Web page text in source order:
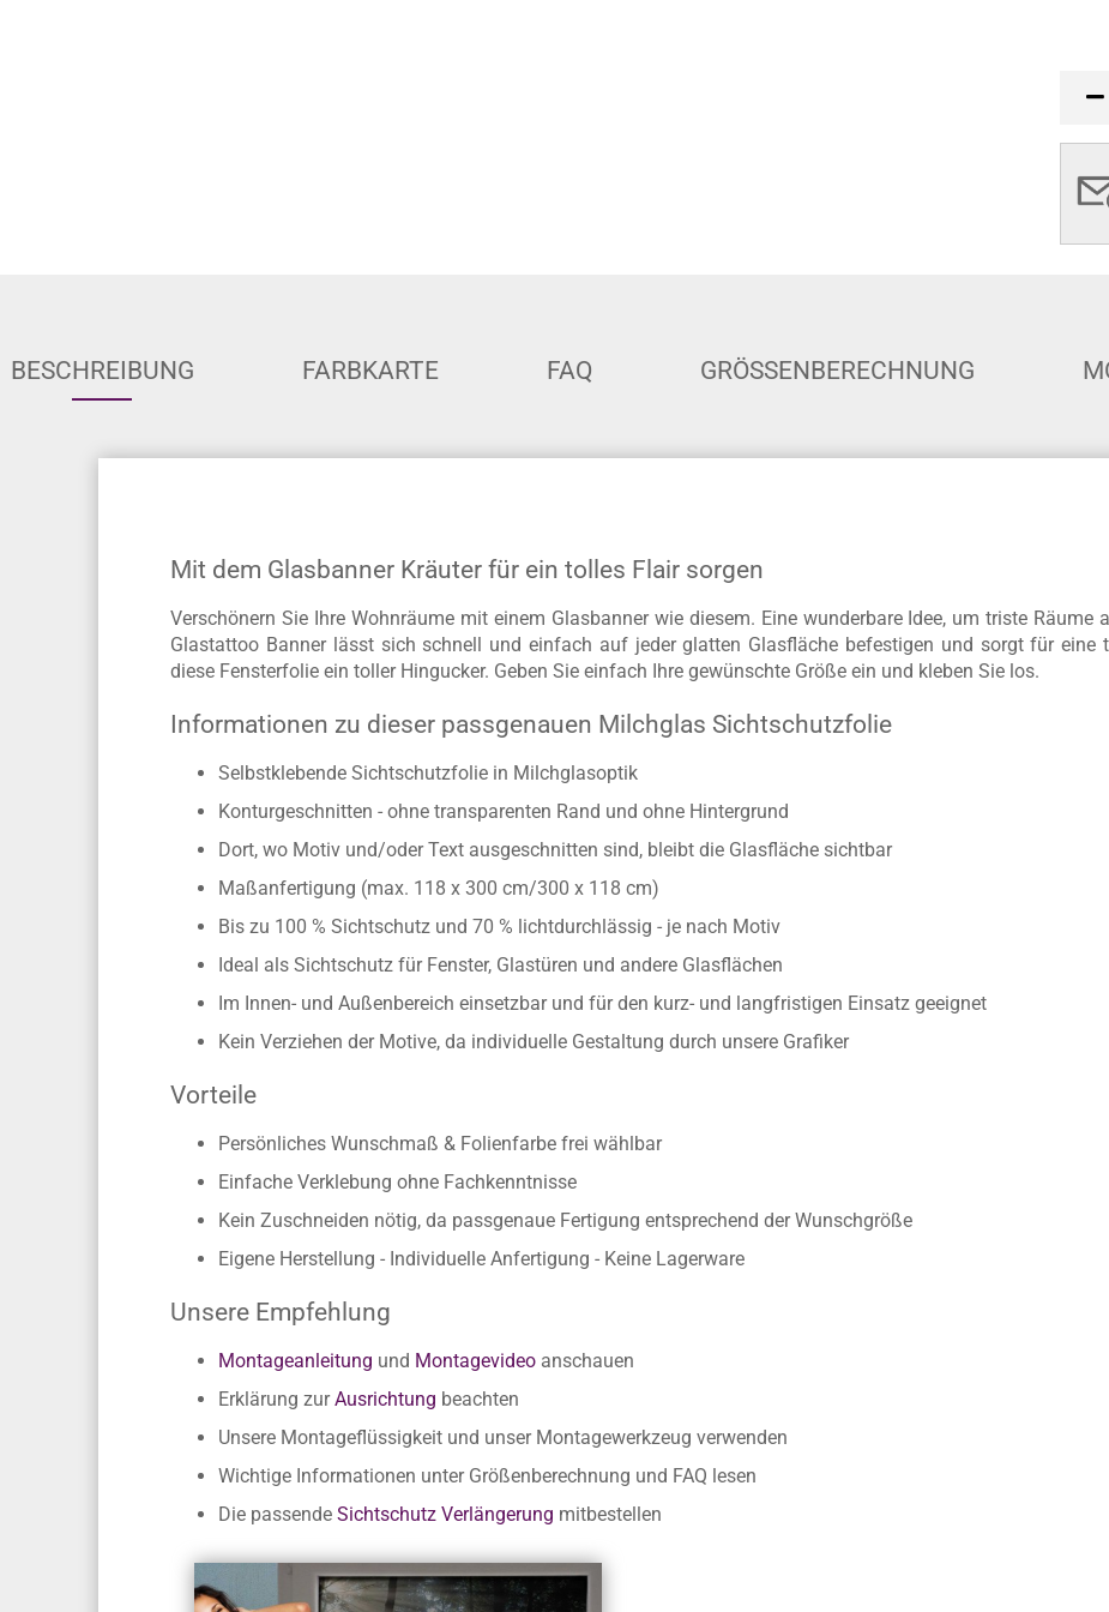
BESCHREIBUNG FARBKARTE FAQ GRÖSSENBERECHNUNG
Mit dem Glasbanner Kräuter für ein tolles Flair sorgen
Verschönern Sie Ihre Wohnräume mit einem Glasbanner wie diesem. Eine wunderbare Idee, um triste
Glastattoo Banner lässt sich schnell und einfach auf jeder glatten Glasfläche befestigen und sorgt für eine
diese Fensterfolie ein toller Hingucker. Geben Sie einfach Ihre gewünschte Größe ein und kleben Sie los.
Informationen zu dieser passgenauen Milchglas Sichtschutzfolie
Selbstklebende Sichtschutzfolie in Milchglasoptik
Konturgeschnitten - ohne transparenten Rand und ohne Hintergrund
Dort, wo Motiv und/oder Text ausgeschnitten sind, bleibt die Glasfläche sichtbar
Maßanfertigung (max. 118 x 300 cm/300 x 118 cm)
Bis zu 100 % Sichtschutz und 70 % lichtdurchlässig - je nach Motiv
Ideal als Sichtschutz für Fenster, Glastüren und andere Glasflächen
Im Innen- und Außenbereich einsetzbar und für den kurz- und langfristigen Einsatz geeignet
Kein Verziehen der Motive, da individuelle Gestaltung durch unsere Grafiker
Vorteile
Persönliches Wunschmaß & Folienfarbe frei wählbar
Einfache Verklebung ohne Fachkenntnisse
Kein Zuschneiden nötig, da passgenaue Fertigung entsprechend der Wunschgröße
Eigene Herstellung - Individuelle Anfertigung - Keine Lagerware
Unsere Empfehlung
Montageanleitung und Montagevideo anschauen
Erklärung zurAusrichtung beachten
Unsere Montageflüssigkeit und unser Montagewerkzeug verwenden
Wichtige Informationen unter Größenberechnung und FAQ lesen
Die passendeSichtschutz Verlängerung mitbestellen